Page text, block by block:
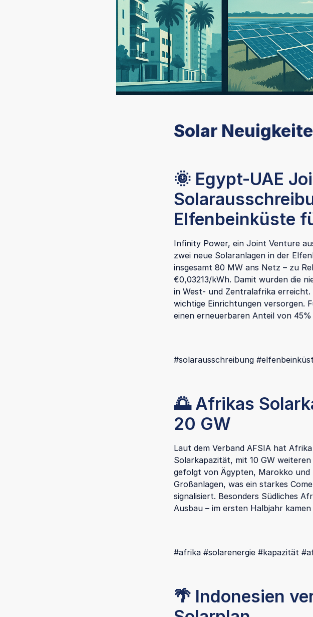
Solar
🌞 Egypt-UAE
Elfenbeinküste
Infinity Power, ein Joint Venture
zwei neue Solaranlagen in der
insgesamt 80 MW ans Netz – zu
€0,03213/kWh. Damit wurden die
in West- und Zentralafrika
wichtige Einrichtungen versorgen.
einen erneuerbaren Anteil von
#solarausschreibung
🌅 Afrikas
20 GW
Laut dem Verband AFSIA hat
Solarkapazität, mit 10 GW
gefolgt von Ägypten, Marokko und
Großanlagen, was ein starkes
signalisiert. Besonders Südliches
Ausbau – im ersten Halbjahr
#afrika #solarenergie #kapazität
🌴 Indonesien